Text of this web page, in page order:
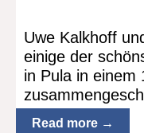
Uwe Kalkhoff
einige der
in Pula in einem
Read more →